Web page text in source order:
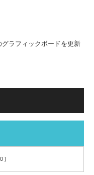
ラフィックボードを更新
)